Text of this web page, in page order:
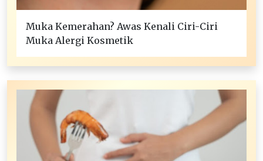
Muka Kemerahan? Awas Kenali Ciri-Ciri
Muka Alergi Kosmetik